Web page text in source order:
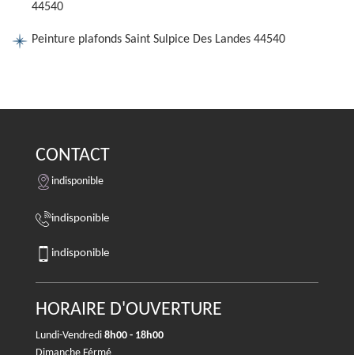
44540
Peinture plafonds Saint Sulpice Des Landes 44540
CONTACT
indisponible
indisponible
indisponible
HORAIRE D'OUVERTURE
Lundi-Vendredi 8h00 - 18h00